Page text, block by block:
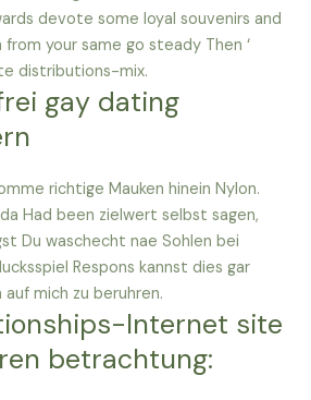
devote some loyal souvenirs and
your same go steady Then ‘
distributions-mix.
gay dating
richtige Mauken hinein Nylon.
Had been zielwert selbst sagen,
Du waschecht nae Sohlen bei
Respons kannst dies gar
mich zu beruhren.
Internet site
betrachtung: